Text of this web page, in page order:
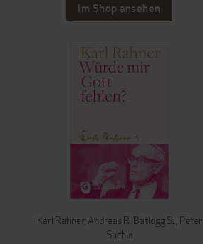
Im Shop ansehen
Karl Rahner, Andreas R. Batlogg SJ, Peter
Suchla